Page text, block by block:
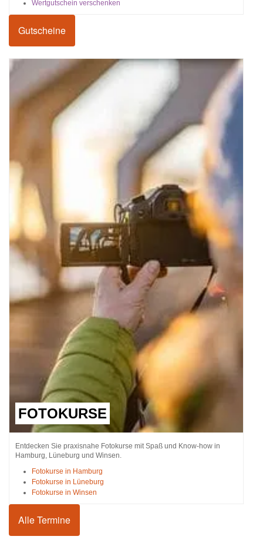
Wertgutschein verschenken
Gutscheine
FOTOKURSE
Entdecken Sie praxisnahe Fotokurse mit Spaß und Know-how in
Hamburg, Lüneburg und Winsen.
Fotokurse in Hamburg
Fotokurse in Lüneburg
Fotokurse in Winsen
Alle Termine